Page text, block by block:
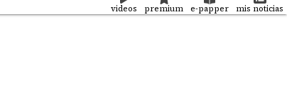
videos premium e-papper mis noticias